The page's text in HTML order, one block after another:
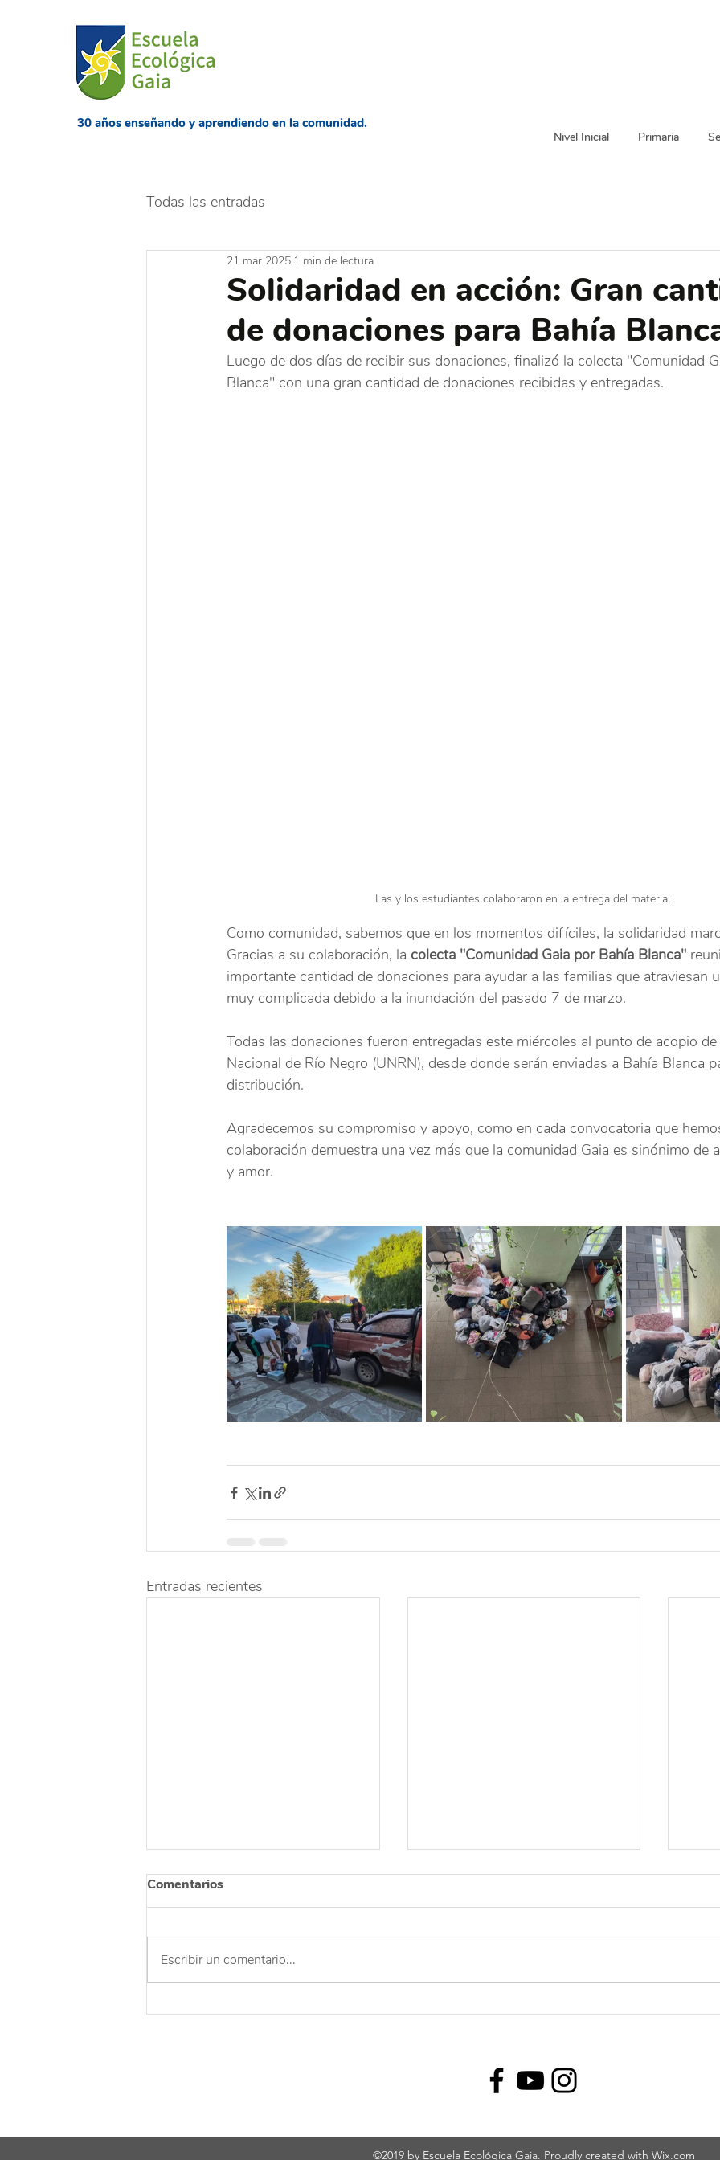
​30 años enseñando y aprendiendo en la comunidad.
Nivel Inicial Primaria
Todas las entradas
Solidaridad en acción: Gran
de donaciones para Bahía
21 mar 2025 1 min de lectura
Luego de dos días de recibir sus donaciones, finalizó la colecta "Comunidad
Blanca" con una gran cantidad de donaciones recibidas y entregadas.
Las y los estudiantes colaboraron en la entrega del material.
Como comunidad, sabemos que en los momentos difíciles, la solidaridad
Gracias a su colaboración, la colecta "Comunidad Gaia por Bahía Blanca"
importante cantidad de donaciones para ayudar a las familias que atraviesan
muy complicada debido a la inundación del pasado 7 de marzo.
Todas las donaciones fueron entregadas este miércoles al punto de acopio
Nacional de Río Negro (UNRN), desde donde serán enviadas a Bahía Blanca
distribución.
Agradecemos su compromiso y apoyo, como en cada convocatoria que
colaboración demuestra una vez más que la comunidad Gaia es sinónimo de
y amor.
Entradas recientes
Comentarios
Escribir un comentario...
©2019 by Escuela Ecológica Gaia. Proudly created with Wix.com